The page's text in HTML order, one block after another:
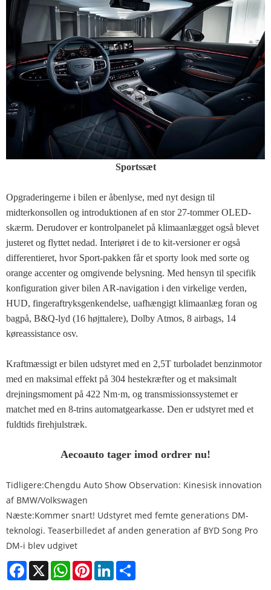
Sportssæt
Opgraderingerne i bilen er åbenlyse, med nyt design til
midterkonsollen og introduktionen af ​​en stor 27-tommer OLED-
skærm. Derudover er kontrolpanelet på klimaanlægget også blevet
justeret og flyttet nedad. Interiøret i de to kit-versioner er også
differentieret, hvor Sport-pakken får et sporty look med sorte og
orange accenter og omgivende belysning. Med hensyn til specifik
konfiguration giver bilen AR-navigation i den virkelige verden,
HUD, fingeraftryksgenkendelse, uafhængigt klimaanlæg foran og
bagpå, B&Q-lyd (16 højttalere), Dolby Atmos, 8 airbags, 14
køreassistance osv.
Kraftmæssigt er bilen udstyret med en 2,5T turboladet benzinmotor
med en maksimal effekt på 304 hestekræfter og et maksimalt
drejningsmoment på 422 Nm·m, og transmissionssystemet er
matchet med en 8-trins automatgearkasse. Den er udstyret med et
fuldtids firehjulstræk.
Aecoauto tager imod ordrer nu!
Tidligere:Chengdu Auto Show Observation: Kinesisk innovation
af BMW/Volkswagen
Næste:Kommer snart! Udstyret med femte generations DM-
teknologi. Teaserbilledet af anden generation af BYD Song Pro
DM-i blev udgivet
Facebook
X WhatsAppPinterestLinkedIn